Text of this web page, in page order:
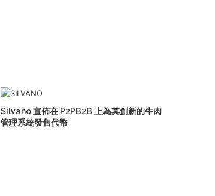
Silvano 宣佈在 P2PB2B 上為其創新的牛肉
管理系統發售代幣